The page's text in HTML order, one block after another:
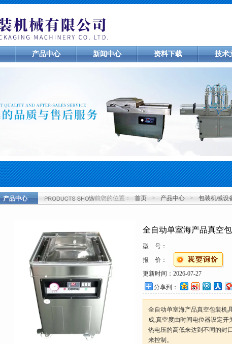
产品中心 新闻中心 资料下载 技术
产品中心 当前您的位置： 首页 > 产品中心 > 包装机械设
全自动单室海产品真空
型 号：
报 价：
更新时间： 2026-07-27
分享到：
全自动单室海产品真空包装机
成,真空度由时间电位器设定
热电压的高低来达到不同的封
来控制。